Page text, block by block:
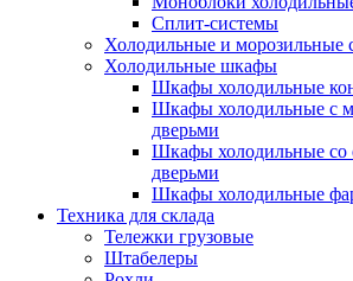
Сплит-системы
Холодильные и морозильные
Холодильные шкафы
Шкафы холодильные
Шкафы холодильные с
дверьми
Шкафы холодильные со
дверьми
Шкафы холодильные
Техника для склада
Тележки грузовые
Штабелеры